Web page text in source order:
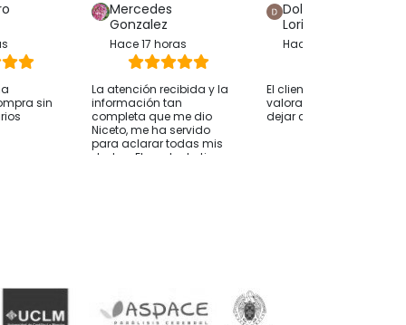
sin
Mercedes
Gonzalez
Hace 17 horas
La atención recibida y la
información tan
completa que me dio
Niceto, me ha servido
para aclarar todas mis
dudas. El producto tiene
Dolores Hijon
Loriente
Hace 12 horas
El cliente solo ha
valorado su compra sin
dejar comentarios